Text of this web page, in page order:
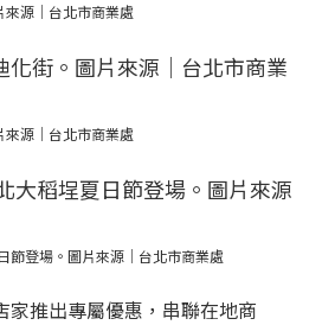
源｜台北市商業處
源｜台北市商業處
節登場。圖片來源｜台北市商業處
家推出專屬優惠，串聯在地商